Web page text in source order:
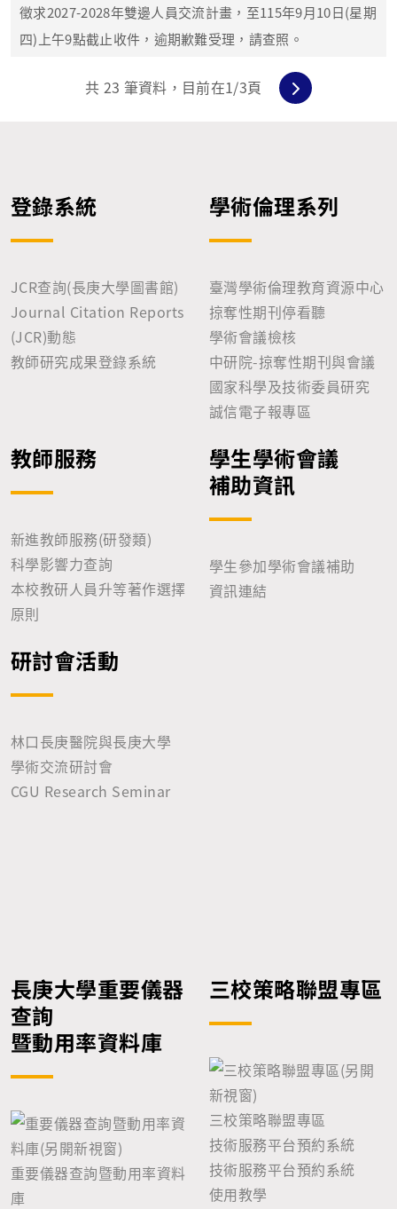
徵求2027-2028年雙邊人員交流計畫，至115年9月10日(星期
四)上午9點截止收件，逾期歉難受理，請查照。
共23 筆資料，目前在1/3頁
登錄系統
JCR查詢(長庚大學圖書館)
Journal Citation Reports
(JCR)動態
教師研究成果登錄系統
學術倫理系列
臺灣學術倫理教育資源中心
掠奪性期刊停看聽
學術會議檢核
中研院-掠奪性期刊與會議
國家科學及技術委員研究
誠信電子報專區
教師服務
新進教師服務(研發類)
科學影響力查詢
本校教研人員升等著作選擇
原則
學生學術會議
補助資訊
學生參加學術會議補助
資訊連結
研討會活動
林口長庚醫院與長庚大學
學術交流研討會
CGU Research Seminar
長庚大學重要儀器
查詢
暨動用率資料庫
重要儀器查詢暨動用率資料
庫
三校策略聯盟專區
三校策略聯盟專區
技術服務平台預約系統
技術服務平台預約系統
使用教學